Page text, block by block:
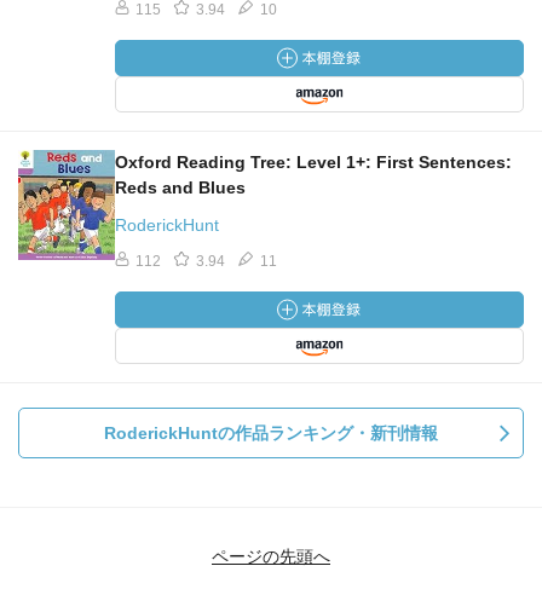
115 3.94 10
Oxford Reading Tree: Level 1+: First Sentences:
Reds and Blues
RoderickHunt
112 3.94 11
RoderickHuntの作品ランキング・新刊情報
ページの先頭へ